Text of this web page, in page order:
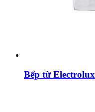
Bếp từ Electrolux